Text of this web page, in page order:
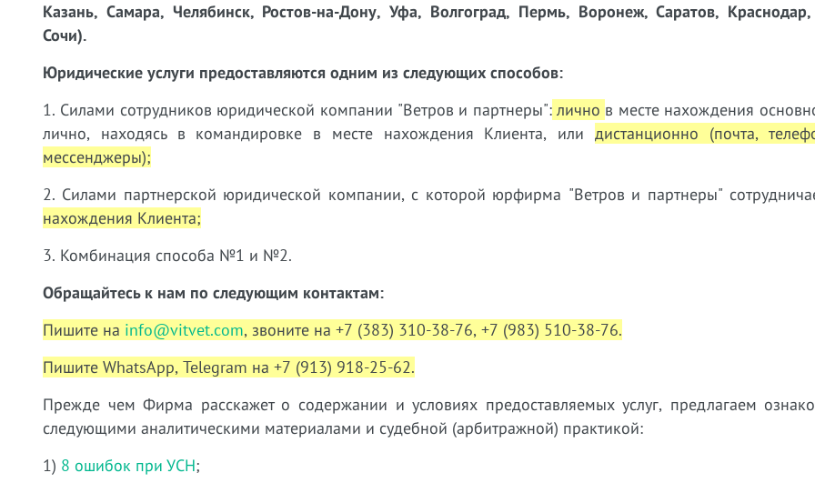
Казань, Самара, Челябинск, Ростов-на-Дону, Уфа, Волгоград, Пермь, Воронеж, Саратов, Краснодар,
Сочи).
Юридические услуги предоставляются одним из следующих способов:
1. Силами сотрудников юридической компании "Ветров и партнеры":лично в месте нахождения
лично, находясь в командировке в месте нахождения Клиента, или дистанционно (почта,
мессенджеры);
2. Силами партнерской юридической компании, с которой юрфирма "Ветров и партнеры"
нахождения Клиента;
3. Комбинация способа №1 и №2.
Обращайтесь к нам по следующим контактам:
Пишите на info@vitvet.com, звоните на +7 (383) 310-38-76, +7 (983) 510-38-76.
Пишите WhatsApp, Telegram на +7 (913) 918-25-62.
Прежде чем Фирма расскажет о содержании и условиях предоставляемых услуг, предлагаем
следующими аналитическими материалами и судебной (арбитражной) практикой:
1) 8 ошибок при УСН;